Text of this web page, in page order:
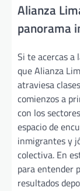
Alianza
panorama
Si te acercas a
que Alianza
atraviesa
comienzos a
con los
espacio de
inmigrantes y
colectiva. En
para entender
resultados